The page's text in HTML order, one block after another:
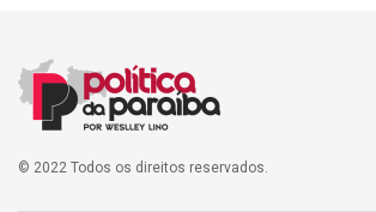
© 2022 Todos os direitos reservados.